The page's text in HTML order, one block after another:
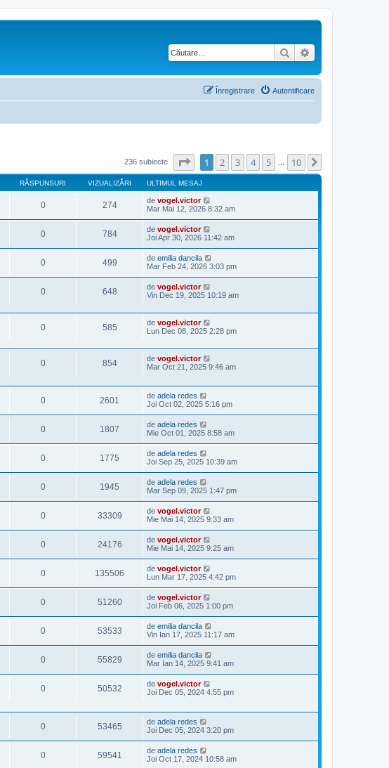
Căutare
Autentificare
Înregistrare
236 subiecte Pagina1 din 10
1 2 3 4 5 10
RĂSPUNSURI VIZUALIZĂRI ULTIMUL MESAJ
0 274 de vogel.victor
Mar Mai 12, 2026 8:32 am
0 784 de vogel.victor
Joi Apr 30, 2026 11:42 am
0 499 de emilia dancila
Mar Feb 24, 2026 3:03 pm
0 648 de vogel.victor
Vin Dec 19, 2025 10:19 am
0 585 de vogel.victor
Lun Dec 08, 2025 2:28 pm
0 854 de vogel.victor
Mar Oct 21, 2025 9:46 am
0 2601 de adela redes
Joi Oct 02, 2025 5:16 pm
0 1807 de adela redes
Mie Oct 01, 2025 8:58 am
0 1775 de adela redes
Joi Sep 25, 2025 10:39 am
0 1945 de adela redes
Mar Sep 09, 2025 1:47 pm
0 33309 de vogel.victor
Mie Mai 14, 2025 9:33 am
0 24176 de vogel.victor
Mie Mai 14, 2025 9:25 am
0 135506 de vogel.victor
Lun Mar 17, 2025 4:42 pm
0 51260 de vogel.victor
Joi Feb 06, 2025 1:00 pm
0 53533 de emilia dancila
Vin Ian 17, 2025 11:17 am
0 55829 de emilia dancila
Mar Ian 14, 2025 9:41 am
0 50532 de vogel.victor
Joi Dec 05, 2024 4:55 pm
0 53465 de adela redes
Joi Dec 05, 2024 3:20 pm
0 59541 de adela redes
Joi Oct 17, 2024 10:58 am